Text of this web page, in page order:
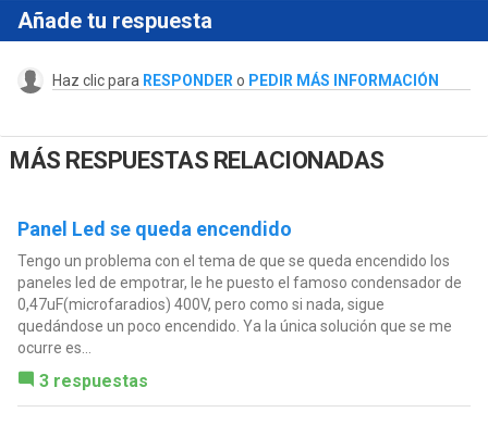
Añade tu respuesta
Haz clic para RESPONDER o PEDIR MÁS INFORMACIÓN
MÁS RESPUESTAS RELACIONADAS
Panel Led se queda encendido
Tengo un problema con el tema de que se queda encendido los
paneles led de empotrar, le he puesto el famoso condensador de
0,47uF(microfaradios) 400V, pero como si nada, sigue
quedándose un poco encendido. Ya la única solución que se me
ocurre es...
3 respuestas